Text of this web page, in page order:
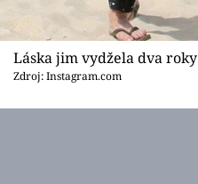
Láska jim vydžela dva roky
Zdroj: Instagram.com